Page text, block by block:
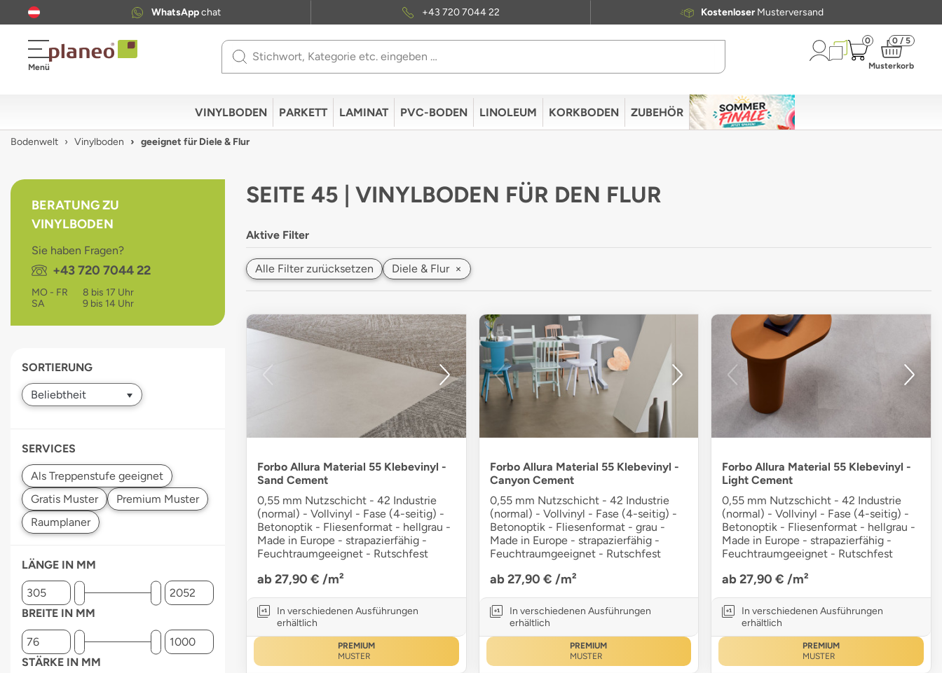
WhatsAppchat +43 720 7044 22 Kostenloser Musterversand
Menü
Use
down
to
Press
selected
search
Touch
devices
0 0 / 5
Musterkorb
VINYLBODEN PARKETT LAMINAT PVC-BODEN LINOLEUM KORKBODEN ZUBEHÖR
Bodenwelt Vinylboden geeignet für Diele & Flur
BERATUNG ZU
VINYLBODEN
Sie haben Fragen?
Telefon:
+43 720 7044 22
MO - FR
8 bis 17 Uhr
SA
9 bis 14 Uhr
SORTIERUNG
SERVICES
LÄNGE IN MM
BREITE IN MM
STÄRKE IN MM
SEITE 45 | VINYLBODEN FÜR DEN FLUR
Aktive Filter
Alle Filter zurücksetzen Diele & Flur ×
Forbo Allura Material 55 Klebevinyl -
Sand Cement
0,55 mm Nutzschicht - 42 Industrie
(normal) - Vollvinyl - Fase (4-seitig) -
Betonoptik - Fliesenformat - hellgrau -
Made in Europe - strapazierfähig -
Feuchtraumgeeignet - Rutschfest
ab 27,90 € /m²
In verschiedenen Ausführungen
erhältlich
PREMIUM
MUSTER
Forbo Allura Material 55 Klebevinyl -
Canyon Cement
0,55 mm Nutzschicht - 42 Industrie
(normal) - Vollvinyl - Fase (4-seitig) -
Betonoptik - Fliesenformat - grau -
Made in Europe - strapazierfähig -
Feuchtraumgeeignet - Rutschfest
ab 27,90 € /m²
In verschiedenen Ausführungen
erhältlich
PREMIUM
MUSTER
Forbo Allura Material 55 Klebevinyl -
Light Cement
0,55 mm Nutzschicht - 42 Industrie
(normal) - Vollvinyl - Fase (4-seitig) -
Betonoptik - Fliesenformat - hellgrau -
Made in Europe - strapazierfähig -
Feuchtraumgeeignet - Rutschfest
ab 27,90 € /m²
In verschiedenen Ausführungen
erhältlich
PREMIUM
MUSTER